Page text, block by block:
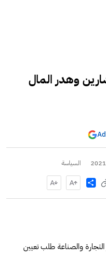
وهدر المال
السياسة
Share
والصناعة طلب تعيين